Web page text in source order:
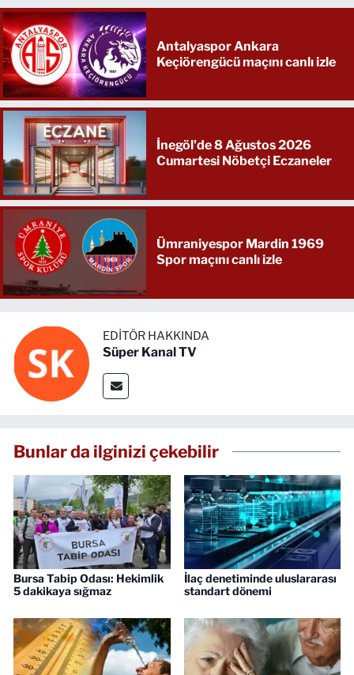
Antalyaspor Ankara
Keçiörengücü maçını canlı izle
İnegöl'de 8 Ağustos 2026
Cumartesi Nöbetçi Eczaneler
Ümraniyespor Mardin 1969
Spor maçını canlı izle
EDITÖR HAKKINDA
Süper Kanal TV
Bunlar da ilginizi çekebilir
Bursa Tabip Odası: Hekimlik
5 dakikaya sığmaz
İlaç denetiminde uluslararası
standart dönemi